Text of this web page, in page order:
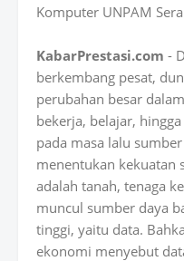
Komputer UNPAM
KabarPrestasi.com -
berkembang pesat,
perubahan besar
bekerja, belajar,
pada masa lalu
menentukan kekuatan
adalah tanah, tenaga
muncul sumber daya
tinggi, yaitu data.
ekonomi menyebut